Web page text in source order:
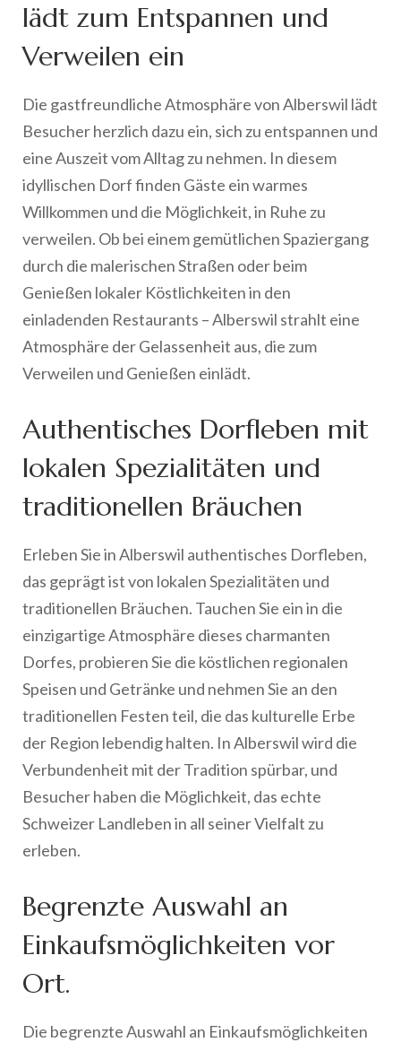
lädt zum Entspannen und
Verweilen ein
Die gastfreundliche Atmosphäre von Alberswil lädt
Besucher herzlich dazu ein, sich zu entspannen und
eine Auszeit vom Alltag zu nehmen. In diesem
idyllischen Dorf finden Gäste ein warmes
Willkommen und die Möglichkeit, in Ruhe zu
verweilen. Ob bei einem gemütlichen Spaziergang
durch die malerischen Straßen oder beim
Genießen lokaler Köstlichkeiten in den
einladenden Restaurants – Alberswil strahlt eine
Atmosphäre der Gelassenheit aus, die zum
Verweilen und Genießen einlädt.
Authentisches Dorfleben mit
lokalen Spezialitäten und
traditionellen Bräuchen
Erleben Sie in Alberswil authentisches Dorfleben,
das geprägt ist von lokalen Spezialitäten und
traditionellen Bräuchen. Tauchen Sie ein in die
einzigartige Atmosphäre dieses charmanten
Dorfes, probieren Sie die köstlichen regionalen
Speisen und Getränke und nehmen Sie an den
traditionellen Festen teil, die das kulturelle Erbe
der Region lebendig halten. In Alberswil wird die
Verbundenheit mit der Tradition spürbar, und
Besucher haben die Möglichkeit, das echte
Schweizer Landleben in all seiner Vielfalt zu
erleben.
Begrenzte Auswahl an
Einkaufsmöglichkeiten vor
Ort.
Die begrenzte Auswahl an Einkaufsmöglichkeiten